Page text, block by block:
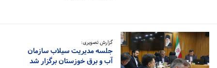
گزارش تصویری:
جلسه مدیریت سیلاب سازمان
آب و برق خوزستان برگزار شد